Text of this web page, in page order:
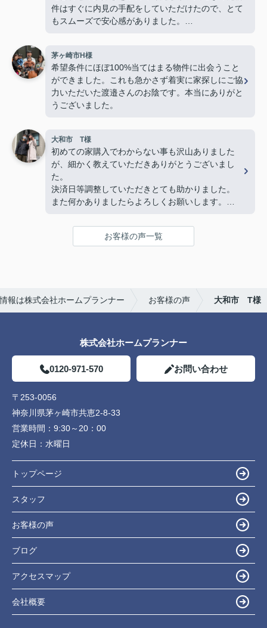
件はすぐに内見の手配をしていただけたので、とて
もスムーズで安心感がありました。
寧に接してくださり、「営業の方でこんなに優しく
て親切な方がいるんだ」と驚くほど素敵な方でし
た。子どももすっかり懐いていて、人柄の良さが伝
わってきました。
心感を感じるほど信頼していました。
物件探しだけでなく、気持ちの面でも支えていただ
き、本当に感謝しています。
心からおすすめしたい不動産屋さんです。
今後も何かありましたらよろしくお願いいたしま
す！(よろしくお願いします)
茅ヶ崎市H様
希望条件にほぼ100%当てはまる物件に出会うこと
ができました。これも急かさず着実に家探しにご協
力いただいた渡邉さんのお陰です。本当にありがと
うございました。
大和市 T様
初めての家購入でわからない事も沢山ありました
が、細かく教えていただきありがとうございまし
た。
決済日等調整していただきとても助かりました。
また何かありましたらよろしくお願いします。
さんの対応は丁寧かつ説明がわかりやすく、仲介手
数料が無料であるため選びました。
ホームプランナーさんでは購入者目線で相談に乗っ
てくれます。
お客様の声一覧
報は株式会社ホームプランナー お客様の声 大和市 T様
株式会社ホームプランナー
0120-971-570 お問い合わせ
〒253-0056
神奈川県茅ヶ崎市共恵2-8-33
営業時間： 9:30～20：00
定休日： 水曜日
トップページ
スタッフ
お客様の声
ブログ
アクセスマップ
会社概要